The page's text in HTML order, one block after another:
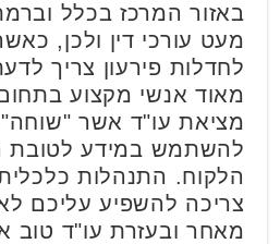
באזור המרכז בכלל
מעט עורכי דין ולכן,
לחדלות פירעון צריך
מאוד אנשי מקצוע
מציאת עו"ד אשר "שוחה"
להשתמש במידע לטובת
הלקוח. התנהלות
צריכה להשפיע עליכם
מאחר ובעזרת עו"ד